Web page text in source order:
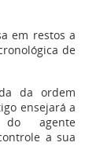
em restos a
de
da ordem
ensejará a
do agente
a sua